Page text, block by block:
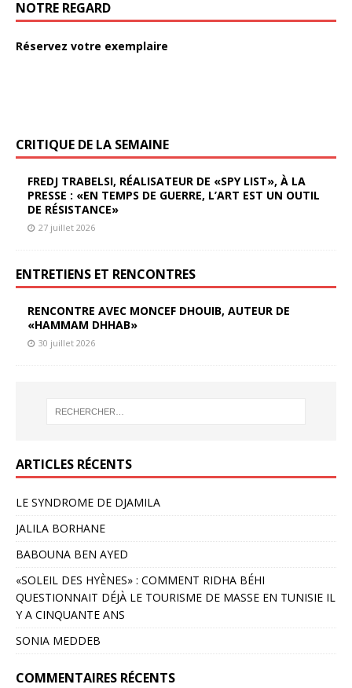
NOTRE REGARD
Réservez votre exemplaire
CRITIQUE DE LA SEMAINE
FREDJ TRABELSI, RÉALISATEUR DE «SPY LIST», À LA
PRESSE : «EN TEMPS DE GUERRE, L’ART EST UN OUTIL
DE RÉSISTANCE»
27 juillet 2026
ENTRETIENS ET RENCONTRES
RENCONTRE AVEC MONCEF DHOUIB, AUTEUR DE
«HAMMAM DHHAB»
30 juillet 2026
ARTICLES RÉCENTS
LE SYNDROME DE DJAMILA
JALILA BORHANE
BABOUNA BEN AYED
«SOLEIL DES HYÈNES» : COMMENT RIDHA BÉHI
QUESTIONNAIT DÉJÀ LE TOURISME DE MASSE EN TUNISIE IL
Y A CINQUANTE ANS
SONIA MEDDEB
COMMENTAIRES RÉCENTS